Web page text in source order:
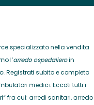
specializzato nella vendita
l’arredo ospedalieroin
Registrati subito e completa
medici. Eccoti tutti i
fra cui: arredi sanitari, arredo